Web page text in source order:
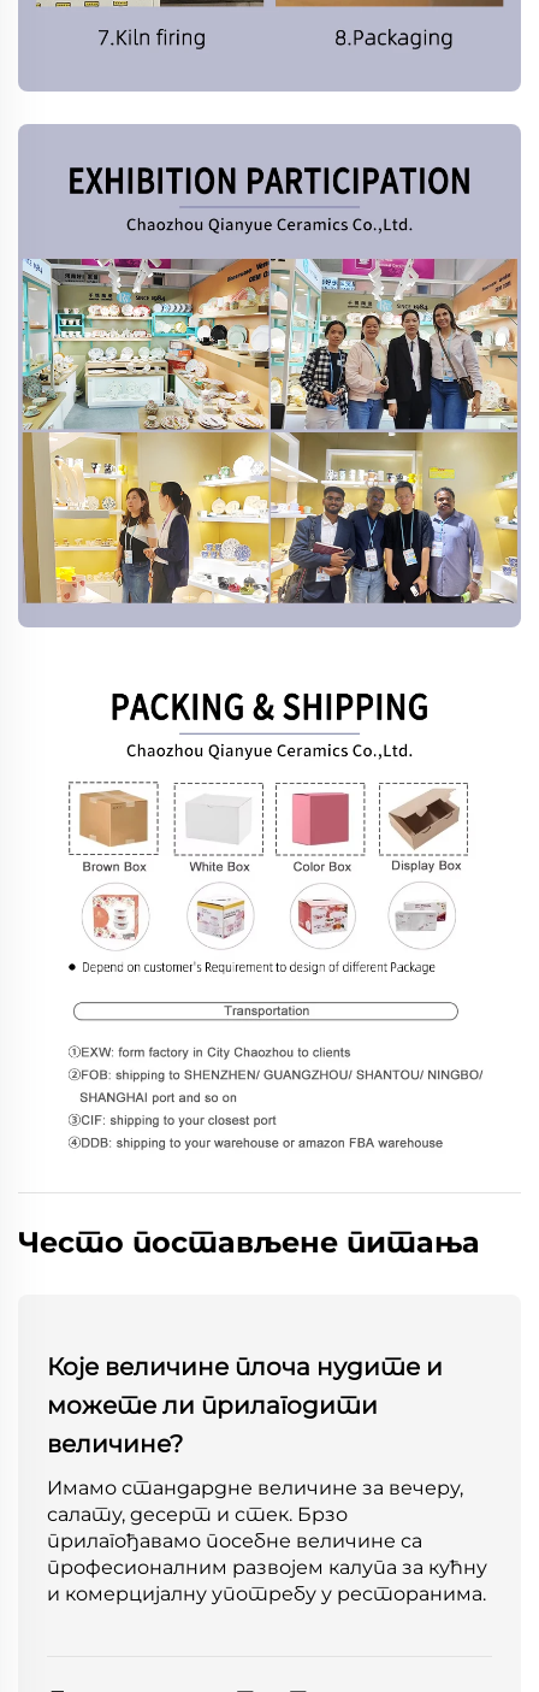
Често постављене питања
Које величине плоча нудите и
можете ли прилагодити
величине?
Имамо стандардне величине за вечеру,
салату, десерт и стек. Брзо
прилагођавамо посебне величине са
професионалним развојем калупа за кућну
и комерцијалну употребу у ресторанима.